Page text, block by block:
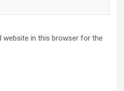
website in this browser for the